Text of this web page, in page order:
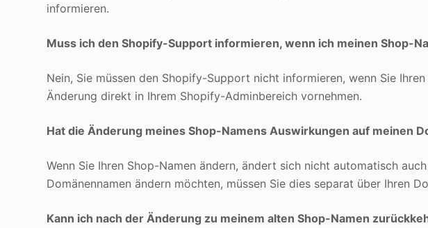
informieren.
Muss ich den Shopify-Support informieren, wenn ich meinen Shop-
Nein, Sie müssen den Shopify-Support nicht informieren, wenn Sie
Änderung direkt in Ihrem Shopify-Adminbereich vornehmen.
Hat die Änderung meines Shop-Namens Auswirkungen auf meinen
Wenn Sie Ihren Shop-Namen ändern, ändert sich nicht automatisch
Domänennamen ändern möchten, müssen Sie dies separat über Ihren
Kann ich nach der Änderung zu meinem alten Shop-Namen